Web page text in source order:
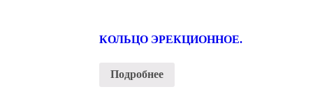
КОЛЬЦО ЭРЕКЦИОННОЕ.
Подробнее